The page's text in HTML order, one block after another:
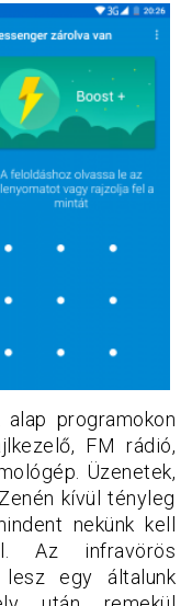
programokon
FM rádió,
Üzenetek,
kívül tényleg
nekünk kell
Az infravörös
lesz egy általunk